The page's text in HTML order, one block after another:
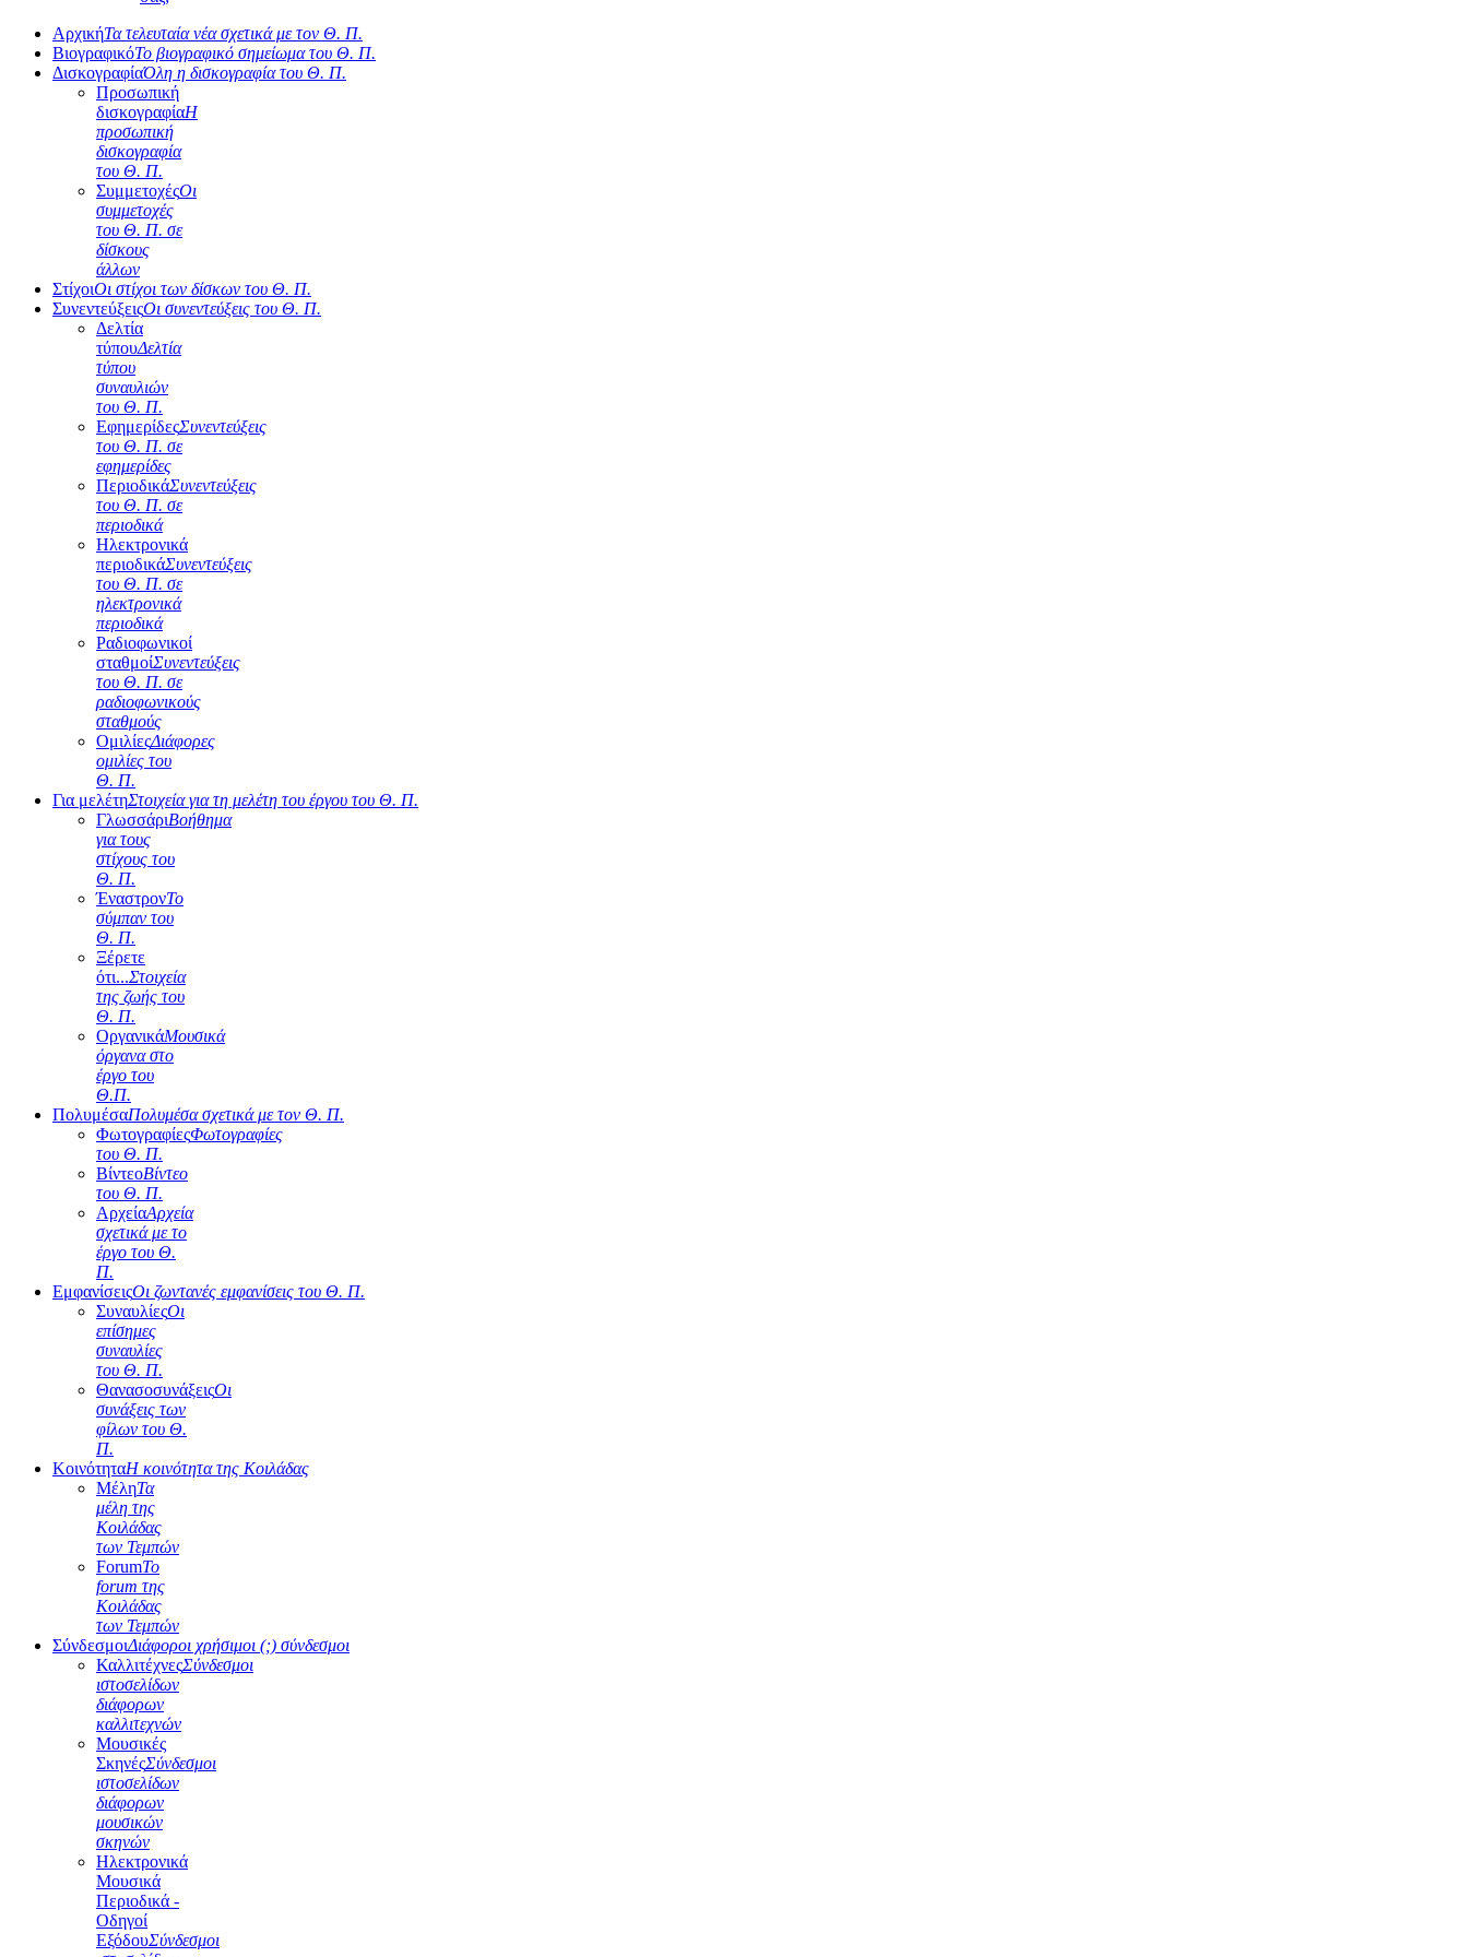
ΑρχικήΤα τελευταία νέα σχετικά με τον Θ. Π.
ΒιογραφικόΤο βιογραφικό σημείωμα του Θ. Π.
ΔισκογραφίαΌλη η δισκογραφία του Θ. Π.
Προσωπική
δισκογραφίαΗ
προσωπική
δισκογραφία
του Θ. Π.
ΣυμμετοχέςΟι
συμμετοχές
του Θ. Π. σε
δίσκους
άλλων
ΣτίχοιΟι στίχοι των δίσκων του Θ. Π.
ΣυνεντεύξειςΟι συνεντεύξεις του Θ. Π.
Δελτία
τύπουΔελτία
τύπου
συναυλιών
του Θ. Π.
ΕφημερίδεςΣυνεντεύξεις
του Θ. Π. σε
εφημερίδες
ΠεριοδικάΣυνεντεύξεις
του Θ. Π. σε
περιοδικά
Ηλεκτρονικά
περιοδικάΣυνεντεύξεις
του Θ. Π. σε
ηλεκτρονικά
περιοδικά
Ραδιοφωνικοί
σταθμοίΣυνεντεύξεις
του Θ. Π. σε
ραδιοφωνικούς
σταθμούς
ΟμιλίεςΔιάφορες
ομιλίες του
Θ. Π.
Για μελέτηΣτοιχεία για τη μελέτη του έργου του Θ. Π.
ΓλωσσάριΒοήθημα
για τους
στίχους του
Θ. Π.
ΈναστρονΤο
σύμπαν του
Θ. Π.
Ξέρετε
ότι...Στοιχεία
της ζωής του
Θ. Π.
ΟργανικάΜουσικά
όργανα στο
έργο του
Θ.Π.
ΠολυμέσαΠολυμέσα σχετικά με τον Θ. Π.
ΦωτογραφίεςΦωτογραφίες
του Θ. Π.
ΒίντεοΒίντεο
του Θ. Π.
ΑρχείαΑρχεία
σχετικά με το
έργο του Θ.
Π.
ΕμφανίσειςΟι ζωντανές εμφανίσεις του Θ. Π.
ΣυναυλίεςΟι
επίσημες
συναυλίες
του Θ. Π.
ΘανασοσυνάξειςΟι
συνάξεις των
φίλων του Θ.
Π.
ΚοινότηταΗ κοινότητα της Κοιλάδας
ΜέληΤα
μέλη της
Κοιλάδας
των Τεμπών
ForumΤο
forum της
Κοιλάδας
των Τεμπών
ΣύνδεσμοιΔιάφοροι χρήσιμοι (;) σύνδεσμοι
ΚαλλιτέχνεςΣύνδεσμοι
ιστοσελίδων
διάφορων
καλλιτεχνών
Μουσικές
ΣκηνέςΣύνδεσμοι
ιστοσελίδων
διάφορων
μουσικών
σκηνών
Ηλεκτρονικά
Μουσικά
Περιοδικά -
Οδηγοί
ΕξόδουΣύνδεσμοι